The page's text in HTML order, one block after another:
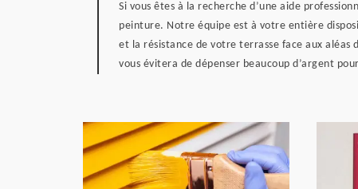
Si vous êtes à la recherche d’une aide
peinture. Notre équipe est à votre entière
et la résistance de votre terrasse face aux
vous évitera de dépenser beaucoup d’argent